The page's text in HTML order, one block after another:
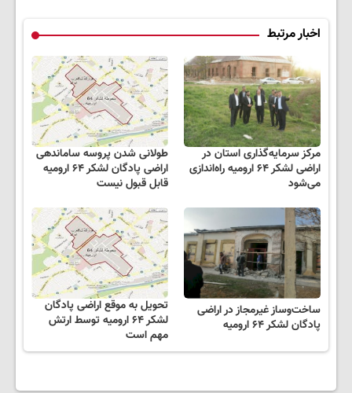
اخبار مرتبط
مرکز سرمایه‌گذاری استان در
اراضی لشکر ۶۴ ارومیه راه‌اندازی
می‌شود
طولانی شدن پروسه ساماندهی
اراضی پادگان لشکر ۶۴ ارومیه
قابل قبول نیست
ساخت‌وساز غیرمجاز در اراضی
پادگان لشکر ۶۴ ارومیه
تحویل به موقع اراضی پادگان
لشکر ۶۴ ارومیه توسط ارتش
مهم است